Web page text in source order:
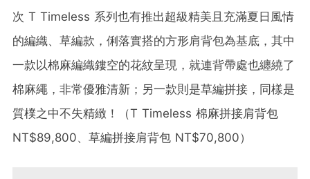
次 T Timeless 系列也有推出超級精美且充滿夏日風情
的編織、草編款，俐落實搭的方形肩背包為基底，其中
一款以棉麻編織鏤空的花紋呈現，就連背帶處也纏繞了
棉麻繩，非常優雅清新；另一款則是草編拼接，同樣是
質樸之中不失精緻！（T Timeless 棉麻拼接肩背包
NT$89,800、草編拼接肩背包 NT$70,800）